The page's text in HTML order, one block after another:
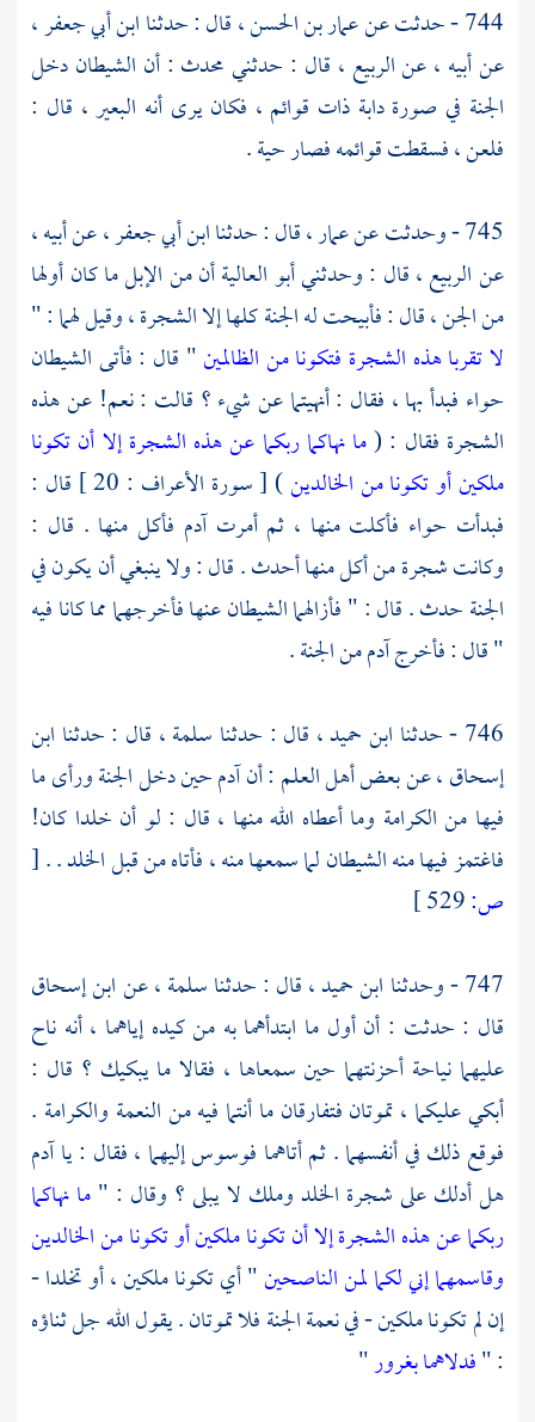
744 - حدثت عن
عمار بن الحسن ،قال : حدثناابن أبي جعفر ،
عن أبيه ، عنالربيع ، قال : حدثني محدث : أن الشيطان دخل
الجنة في صورة دابة ذات قوائم ، فكان يرى أنه البعير ، قال :
فلعن ، فسقطت قوائمه فصار حية .
745 - وحدثت عن
عمار ،قال : حدثناابن أبي جعفر ،عن أبيه ،
عنالربيع ،قال : وحدثنيأبو العاليةأن من الإبل ما كان أولها
من الجن ، قال : فأبيحت له الجنة كلها إلا الشجرة ، وقيل لهما : "
لا تقربا هذه الشجرة فتكونا من الظالمين" قال : فأتى الشيطان
حواء فبدأ بها ، فقال : أنهيتما عن شيء ؟ قالت : نعم! عن هذه
الشجرة فقال : (ما نهاكما ربكما عن هذه الشجرة إلا أن تكونا
ملكين أو تكونا من الخالدين
) [ سورة الأعراف : 20 ] قال :
فبدأت حواء فأكلت منها ، ثم أمرتآدم فأكل منها . قال :
وكانت شجرة من أكل منها أحدث . قال : ولا ينبغي أن يكون في
الجنة حدث . قال : " فأزالهما الشيطان عنها فأخرجهما مما كانا فيه
" قال : فأخرج آدم من الجنة .
746 - حدثنا
ابن حميد ، قال : حدثنا سلمة ، قال : حدثنا ابن
إسحاق ،عن بعض أهل العلم : أنآدمحين دخل الجنة ورأى ما
فيها من الكرامة وما أعطاه الله منها ، قال : لو أن خلدا كان!
فاغتمز فيها منه الشيطان لما سمعها منه ، فأتاه من قبل الخلد . .[
ص:
747 - وحدثنا
ابن حميد ،قال : حدثناسلمة ،عنابن إسحاق
قال : حدثت : أن أول ما ابتدأهما به من كيده إياهما ، أنه ناح
عليهما نياحة أحزنتهما حين سمعاها ، فقالا ما يبكيك ؟ قال :
أبكي عليكما ، تموتان فتفارقان ما أنتما فيه من النعمة والكرامة .
فوقع ذلك في أنفسهما . ثم أتاهما فوسوس إليهما ، فقال : ياآدم
هل أدلك على شجرة الخلد وملك لا يبلى ؟ وقال : "ما نهاكما
ربكما عن هذه الشجرة إلا أن تكونا ملكين أو تكونا من الخالدين
وقاسمهما إني لكما لمن الناصحين" أي تكونا ملكين ، أو تخلدا -
إن لم تكونا ملكين - في نعمة الجنة فلا تموتان . يقول الله جل ثناؤه
: "فدلاهما بغرور"